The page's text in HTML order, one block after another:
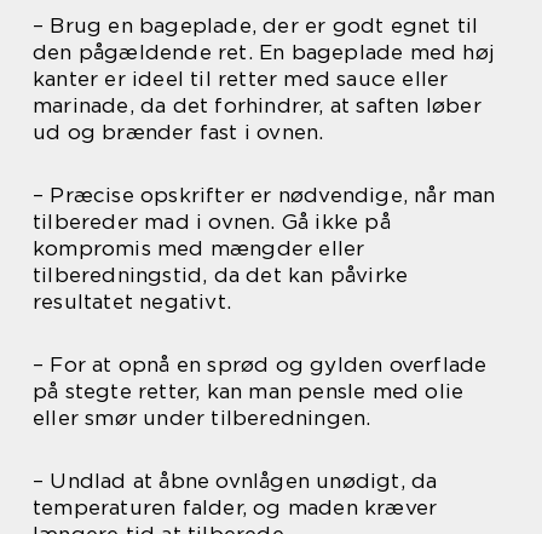
– Brug en bageplade, der er godt egnet til
den pågældende ret. En bageplade med høj
kanter er ideel til retter med sauce eller
marinade, da det forhindrer, at saften løber
ud og brænder fast i ovnen.
– Præcise opskrifter er nødvendige, når man
tilbereder mad i ovnen. Gå ikke på
kompromis med mængder eller
tilberedningstid, da det kan påvirke
resultatet negativt.
– For at opnå en sprød og gylden overflade
på stegte retter, kan man pensle med olie
eller smør under tilberedningen.
– Undlad at åbne ovnlågen unødigt, da
temperaturen falder, og maden kræver